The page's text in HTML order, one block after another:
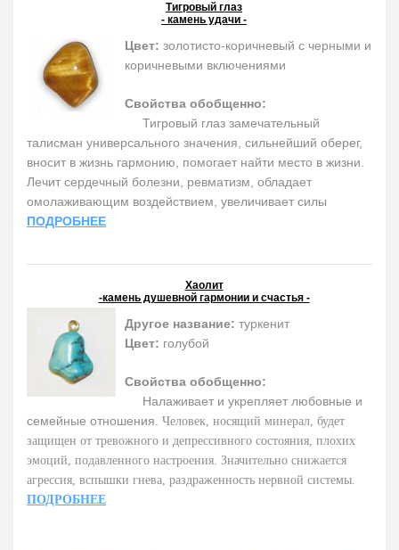
Тигровый глаз
- камень удачи -
Цвет: золотисто-коричневый с черными и
коричневыми включениями
Свойства обобщенно:
Тигровый глаз замечательный
талисман универсального значения, сильнейший оберег,
вносит в жизнь гармонию, помогает найти место в жизни.
Лечит сердечный болезни, ревматизм, обладает
омолаживающим воздействием, увеличивает силы
ПОДРОБНЕЕ
Хаолит
-камень душевной гармонии и счастья -
Другое название: туркенит
Цвет: голубой
Свойства обобщенно:
Налаживает и укрепляет любовные и
семейные отношения. Человек, носящий минерал, будет
защищен от тревожного и депрессивного состояния, плохих
эмоций, подавленного настроения. Значительно снижается
агрессия, вспышки гнева, раздраженность нервной системы.
ПОДРОБНЕЕ